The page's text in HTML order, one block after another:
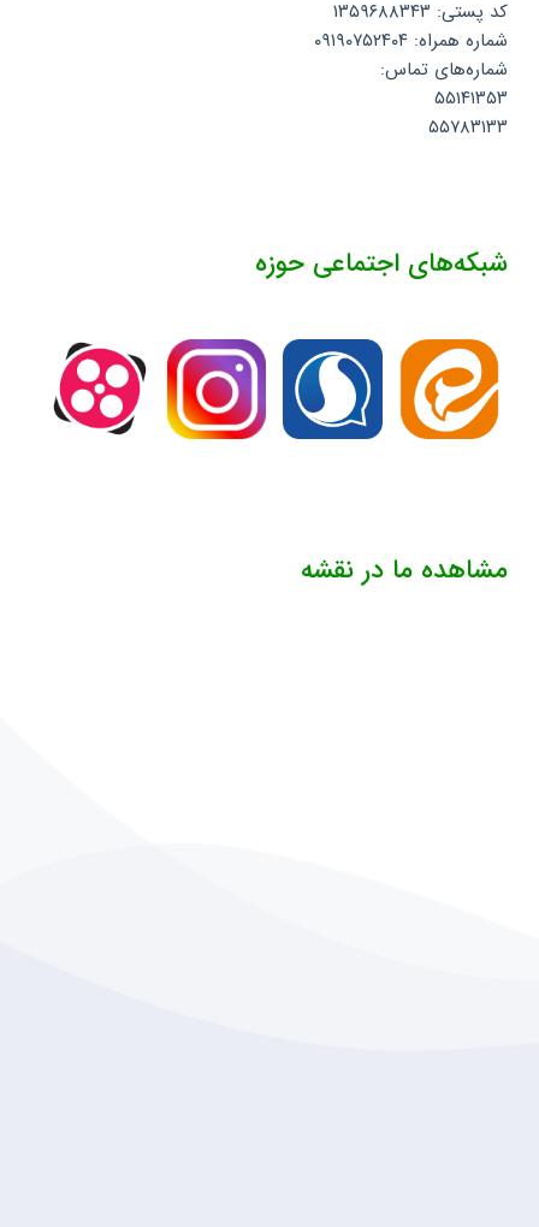
کد پستی: ۱۳۵۹۶۸۸۳۴۳
شماره همراه: ۰۹۱۹۰۷۵۲۴۰۴
شماره‌های تماس:
۵۵۱۴۱۳۵۳
۵۵۷۸۳۱۳۳
شبکه‌های اجتماعی حوزه
مشاهده ما در نقشه